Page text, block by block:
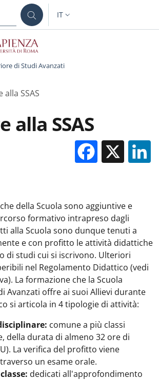
SELETTORE LINGUA:
IT
di Studi Avanzati
alla SSAS
alla SSAS
X
della Scuola sono aggiuntive e
formativo intrapreso dagli
alla Scuola sono dunque tenuti a
e con profitto le attività didattiche
di studi cui si iscrivono. Ulteriori
nel Regolamento Didattico (vedi
La formazione che la Scuola
Avanzati offre ai suoi Allievi durante
si articola in 4 tipologie di attività:
comune a più classi
della durata di almeno 32 ore di
La verifica del profitto viene
un esame orale.
dedicati all'approfondimento